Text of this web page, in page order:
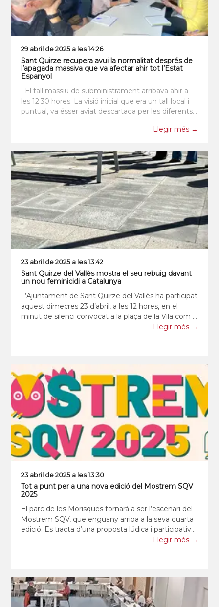
29 abril de 2025 a les 14:26
Sant Quirze recupera avui la normalitat després de
l’apagada massiva que va afectar ahir tot l’Estat
Espanyol
El tall massiu de subministrament arribava ahir a
les 12.30 hores. La visió inicial que era un tall local i
puntual, va ésser aviat descartada per les diferents
operadores de telefonia que encara donaven servei.
Llegir més →
23 abril de 2025 a les 13:42
Sant Quirze del Vallès mostra el seu rebuig davant
un nou feminicidi a Catalunya
L’Ajuntament de Sant Quirze del Vallès ha participat
aquest dimecres 23 d’abril, a les 12 hores, en el
minut de silenci convocat a la plaça de la Vila com a
mostra de condemna i rebuig davant el feminicidi
Llegir més →
23 abril de 2025 a les 13:30
Tot a punt per a una nova edició del Mostrem SQV
2025
El parc de les Morisques tornarà a ser l’escenari del
Mostrem SQV, que enguany arriba a la seva quarta
edició. Es tracta d’una proposta lúdica i participativa
amb la voluntat d’apropar les entitats i els serveis
Llegir més →